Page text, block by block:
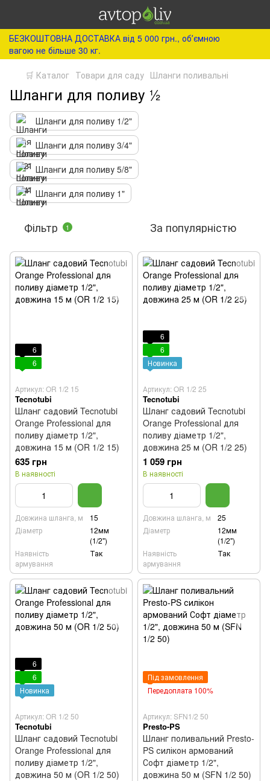
БЕЗКОШТОВНА ДОСТАВКА від 5 000 грн., обʼємною
вагою не більше 30 кг.
🛒 Каталог Товари для саду Шланги поливальні
Шланги для поливу ½
Шланги для поливу 1/2"
Шланги для поливу 3/4"
Шланги для поливу 5/8"
Шланги для поливу 1"
Фільтр 1 За популярністю
6
6
Артикул: OR 1/2 15
Tecnotubi
Шланг садовий Tecnotubi
Orange Professional для
поливу діаметр 1/2",
довжина 15 м (OR 1/2 15)
635 грн
В наявності
Довжина шланга, м
15
Діаметр
12мм
(1/2")
Наявність
армування
Так
6
6
Новинка
Артикул: OR 1/2 25
Tecnotubi
Шланг садовий Tecnotubi
Orange Professional для
поливу діаметр 1/2",
довжина 25 м (OR 1/2 25)
1 059 грн
В наявності
Довжина шланга, м
25
Діаметр
12мм
(1/2")
Наявність
армування
Так
6
6
Новинка
Артикул: OR 1/2 50
Tecnotubi
Шланг садовий Tecnotubi
Orange Professional для
поливу діаметр 1/2",
довжина 50 м (OR 1/2 50)
Під замовлення
Передоплата 100%
Артикул: SFN1/2 50
Presto-PS
Шланг поливальний Presto-
PS силікон армований
Софт діаметр 1/2",
довжина 50 м (SFN 1/2 50)